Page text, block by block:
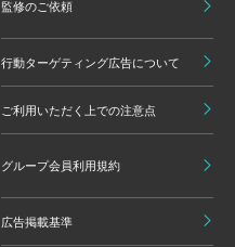
監修のご依頼
行動ターゲティング広告について
ご利用いただく上での注意点
グループ会員利用規約
広告掲載基準